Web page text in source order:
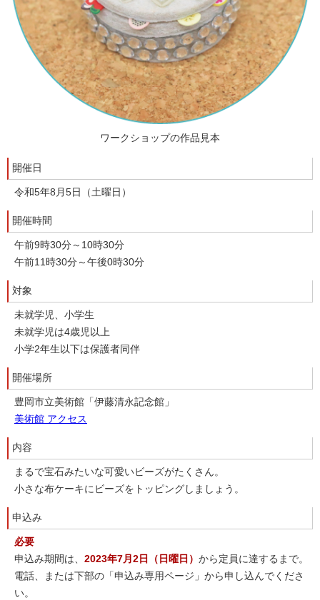
ワークショップの作品見本
開催日
令和5年8月5日（土曜日）
開催時間
午前9時30分～10時30分
午前11時30分～午後0時30分
対象
未就学児、小学生
未就学児は4歳児以上
小学2年生以下は保護者同伴
開催場所
豊岡市立美術館「伊藤清永記念館」
美術館 アクセス
内容
まるで宝石みたいな可愛いビーズがたくさん。
小さな布ケーキにビーズをトッピングしましょう。
申込み
必要
申込み期間は、 2023年7月2日（日曜日） から定員に達するまで。
電話、または下部の「申込み専用ページ」から申し込んでくださ
い。